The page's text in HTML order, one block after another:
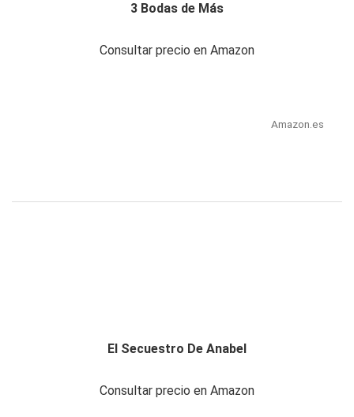
3 Bodas de Más
Consultar precio en Amazon
Amazon.es
El Secuestro De Anabel
Consultar precio en Amazon